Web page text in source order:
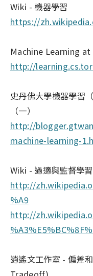
Wiki - 機器學習
https://
Machine Learning
http://
史丹佛大學機器學習
（一）
http://
machine-learning-
Wiki - 過適與監督學習
http://
%A9
http://
逍遙文工作室 - 偏差